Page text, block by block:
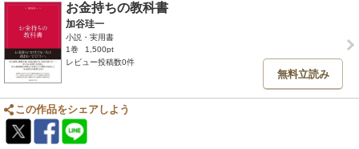
お金持ちの教科書
加谷珪一
小説・実用書
1巻
1,500pt
レビュー投稿数0件
無料立読み
この作品をシェアしよう